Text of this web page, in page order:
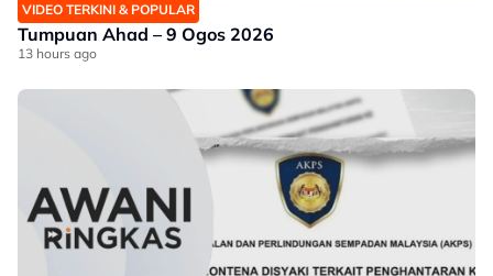
VIDEO TERKINI & POPULAR
Tumpuan Ahad – 9 Ogos 2026
13 hours ago